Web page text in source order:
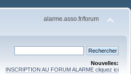
alarme.asso.fr/forum
Nouvelles:
INSCRIPTION AU FORUM ALARME cliquez ici